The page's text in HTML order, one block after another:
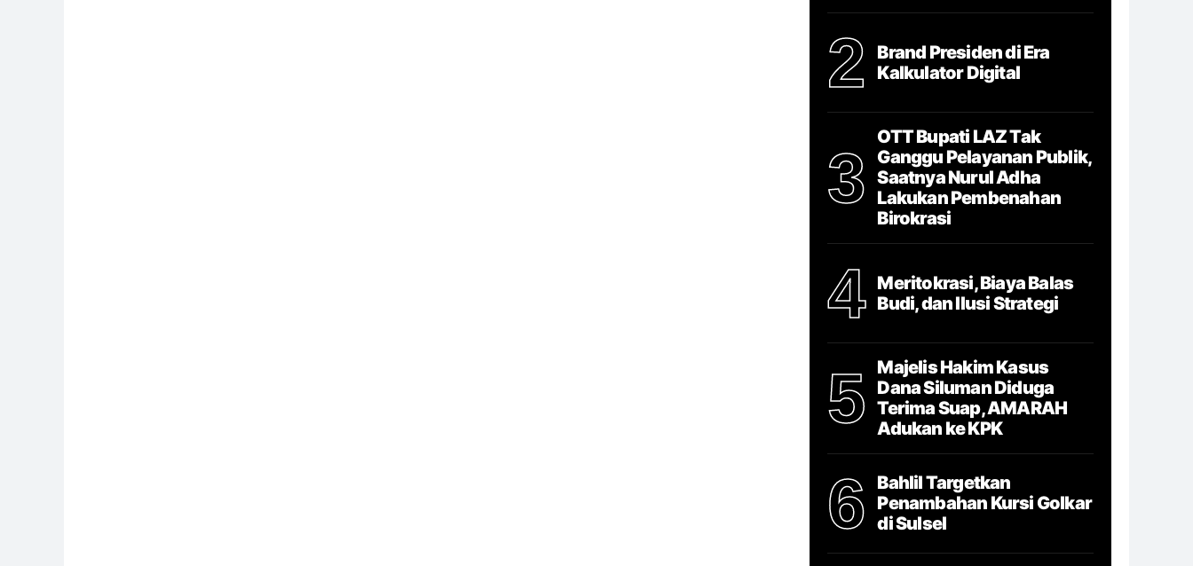
2
Brand Presiden di Era
Kalkulator Digital
3
OTT Bupati LAZ Tak
Ganggu Pelayanan Publik,
Saatnya Nurul Adha
Lakukan Pembenahan
Birokrasi
4
Meritokrasi, Biaya Balas
Budi, dan Ilusi Strategi
5
Majelis Hakim Kasus
Dana Siluman Diduga
Terima Suap, AMARAH
Adukan ke KPK
6
Bahlil Targetkan
Penambahan Kursi Golkar
di Sulsel